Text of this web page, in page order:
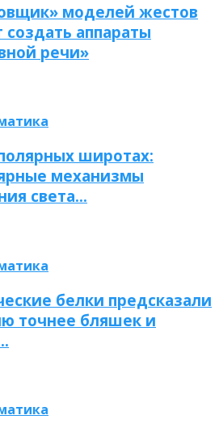
моделей жестов
создать аппараты
речи»
широтах:
механизмы
света…
белки предсказали
точнее бляшек и